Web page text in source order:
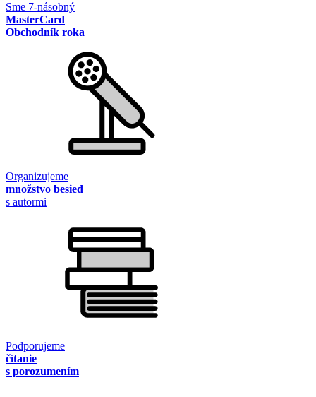
Sme 7-násobný
MasterCard
Obchodník roka
Organizujeme
množstvo besied
s autormi
Podporujeme
čítanie
s porozumením